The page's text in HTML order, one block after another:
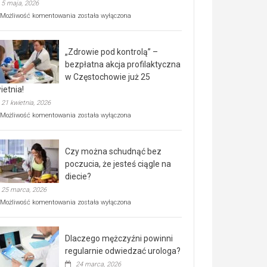
5 maja, 2026
Możliwość komentowania Rusza
rehabilitacji
dla
seniorów!
została wyłączona
„Zdrowie pod kontrolą” –
bezpłatna akcja profilaktyczna
w Częstochowie już 25
21 kwietnia, 2026
Możliwość komentowania „Zdrowie
bezpłatna
akcja
profilaktyczna
w
już
kwietnia!
została wyłączona
Czy można schudnąć bez
poczucia, że jesteś ciągle na
diecie?
25 marca, 2026
Możliwość komentowania Czy
poczucia,
że
została wyłączona
Dlaczego mężczyźni powinni
regularnie odwiedzać urologa?
24 marca, 2026